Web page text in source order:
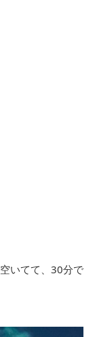
いてて、30分で